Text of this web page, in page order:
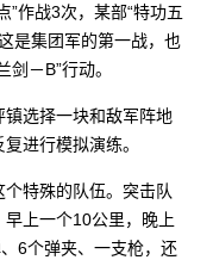
”作战3次，某部“特功五
是集团军的第一战，也
－B”行动。
选择一块和敌军阵地
进行模拟演练。
特殊的队伍。突击队
上一个10公里，晚上
6个弹夹、一支枪，还